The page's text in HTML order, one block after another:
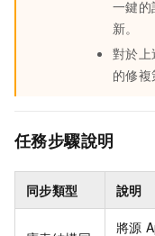
一鍵
新。
對於
的修複
任務步驟說明
同步類型 說明
將源